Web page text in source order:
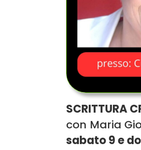
SCRITTURA
con Maria
sabato 9 e